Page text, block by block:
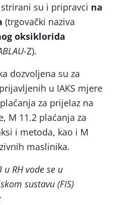
su i pripravci na
(trgovački naziva
oksiklorida
Z).
dozvoljena su za
u IAKS mjere
za prijelaz na
M 11.2 plaćanja za
i metoda, kao i M
maslinika.
RH vode se u
sustavu (FIS)